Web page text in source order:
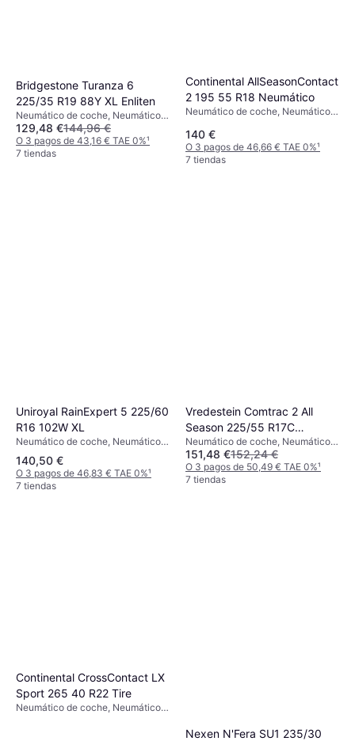
Bridgestone Turanza 6
225/35 R19 88Y XL Enliten
Neumático de coche, Neumáticos
de verano, Neumáticos para todas
las estaciones, No, Coche de
Pasajeros, Perfil 35 %, Índice de
129,48 €144,96 €
O 3 pagos de 43,16 € TAE 0%¹
7 tiendas
Continental AllSeasonContact
2 195 55 R18 Neumático
Neumático de coche, Neumáticos
Coche de Pasajeros, Perfil 55 %,
Índice de Velocidad V (240 km/h),
H (210 km/h)
140 €
O 3 pagos de 46,66 € TAE 0%¹
7 tiendas
Uniroyal RainExpert 5 225/60
R16 102W XL
Neumático de coche, Neumáticos
de verano, Neumáticos para todas
las estaciones, No, Coche de
Pasajeros, Vehículo Comercial
Ligero, Perfil 60 %, Índice de
140,50 €
O 3 pagos de 46,83 € TAE 0%¹
7 tiendas
Vredestein Comtrac 2 All
Season 225/55 R17C
109/107H
Neumático de coche, Neumáticos
de verano, Neumáticos para todas
las estaciones, No, Coche de
Pasajeros, Vehículo Comercial
151,48 €152,24 €
O 3 pagos de 50,49 € TAE 0%¹
7 tiendas
Continental CrossContact LX
Sport 265 40 R22 Tire
Neumático de coche, Neumáticos
Nexen N'Fera SU1 235/30